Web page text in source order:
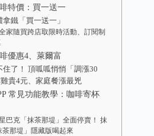
特價：買一送一
鐵「買一送一」
家隨買跨店取限時活動、訂閱制
優惠4、萊爾富
了！ 頂呱呱悄悄「調漲30
貴4元、家庭餐漲最兇
常見功能教學：咖啡寄杯
巴克「抹茶那堤」全面停賣！ 抹
那堤」隱藏版喝起來